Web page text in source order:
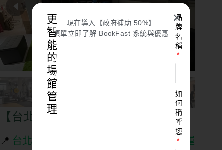
【台北北投｜Impact Fit 硬派健身】
📍 台北市北投區西安街一段 367 號 B1（捷運
更
智
能
的
場
館
管
理
現在導入【政府補助 50%】
填單立即了解 BookFast 系統與優惠
品
牌
名
稱
如
何
稱
呼
您
✕